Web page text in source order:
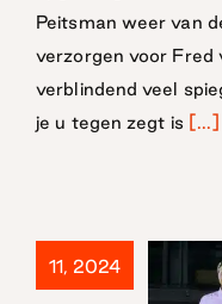
Peitsman weer van
verzorgen voor Fred
verblindend veel
je u tegen zegt is [...]
11, 2024